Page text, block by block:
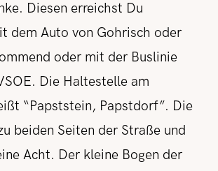
Diesen erreichst Du
dem Auto von Gohrisch oder
oder mit der Buslinie
Die Haltestelle am
“Papststein, Papstdorf”. Die
beiden Seiten der Straße und
Acht. Der kleine Bogen der